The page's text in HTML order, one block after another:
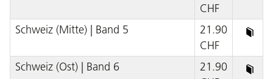
CHF
Schweiz (Mitte) | Band 5
21.90
CHF
Schweiz (Ost) | Band 6
21.90